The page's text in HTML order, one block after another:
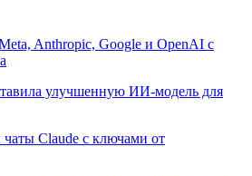
Anthropic, Google и OpenAI с
улучшенную ИИ-модель для
Claude с ключами от